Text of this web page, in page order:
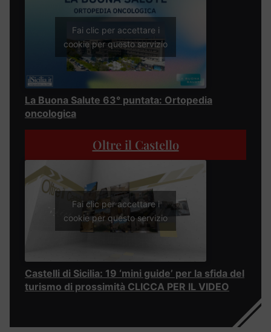
Fai clic per accettare i
cookie per questo servizio
La Buona Salute 63° puntata: Ortopedia
oncologica
Oltre il Castello
Fai clic per accettare i
cookie per questo servizio
Castelli di Sicilia: 19 ‘mini guide’ per la sfida del
turismo di prossimità CLICCA PER IL VIDEO